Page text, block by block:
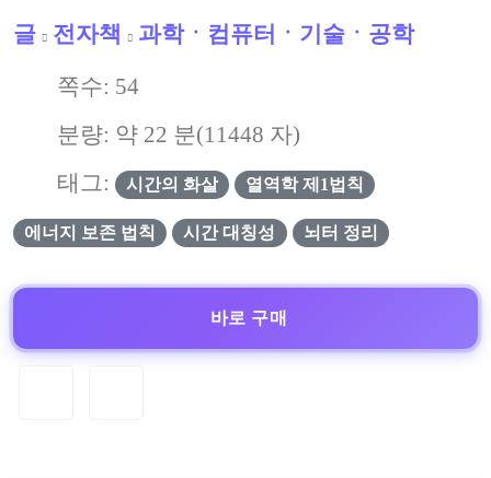
글
전자책 과학ㆍ컴퓨터ㆍ기술ㆍ공학
쪽수: 54
분량: 약 22 분(11448 자)
태그:
시간의 화살 열역학 제1법칙
에너지 보존 법칙 시간 대칭성 뇌터 정리
바로 구매